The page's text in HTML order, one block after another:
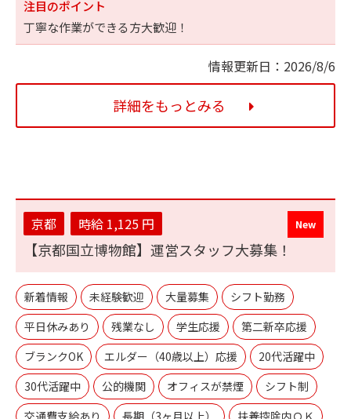
注目のポイント
丁寧な作業ができる方大歓迎！
情報更新日：2026/8/6
詳細をもっとみる
京都 時給 1,125 円
【京都国立博物館】運営スタッフ大募集！
新着情報 未経験歓迎 大量募集
シフト勤務
平日休みあり
残業なし 学生応援
第二新卒応援
ブランクOK
エルダー（40歳以上）応援
20代活躍中
30代活躍中
公的機関 オフィスが禁煙
シフト制
交通費支給あり
長期（3ヶ月以上）
扶養控除内ＯＫ